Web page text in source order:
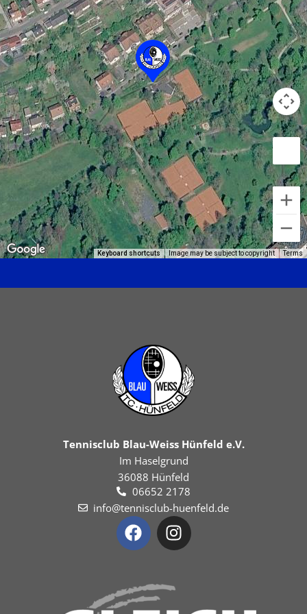
Keyboard shortcuts Image may be subject to copyright Terms
Tennisclub Blau-Weiss Hünfeld e.V.
Im Haselgrund
36088 Hünfeld
06652 2178
info@tennisclub-huenfeld.de
F
a
c
b
o
I
n
s
a
g